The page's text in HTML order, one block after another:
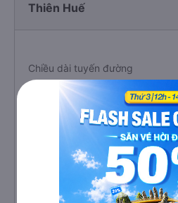
Thiên Huế
Chiều dài tuyến đường
Thời gian di chuyển
Giá vé trung bình